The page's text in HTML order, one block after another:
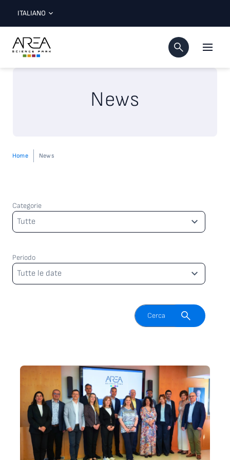
ITALIANO
News
Home News
Categorie
Categorie
Tutte
Periodo
Periodo
Tutte le date
Attiva il campo di ricerca